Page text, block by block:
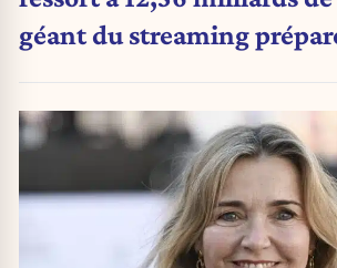
géant du streaming